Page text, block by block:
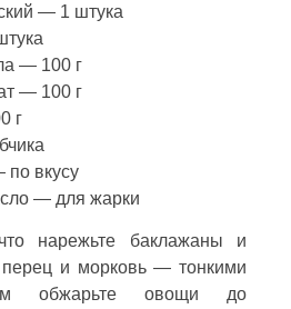
— 1 штука
— 100 г
— 100 г
г
вкусу
— для жарки
нарежьте баклажаны и
перец и морковь — тонкими
обжарьте овощи до